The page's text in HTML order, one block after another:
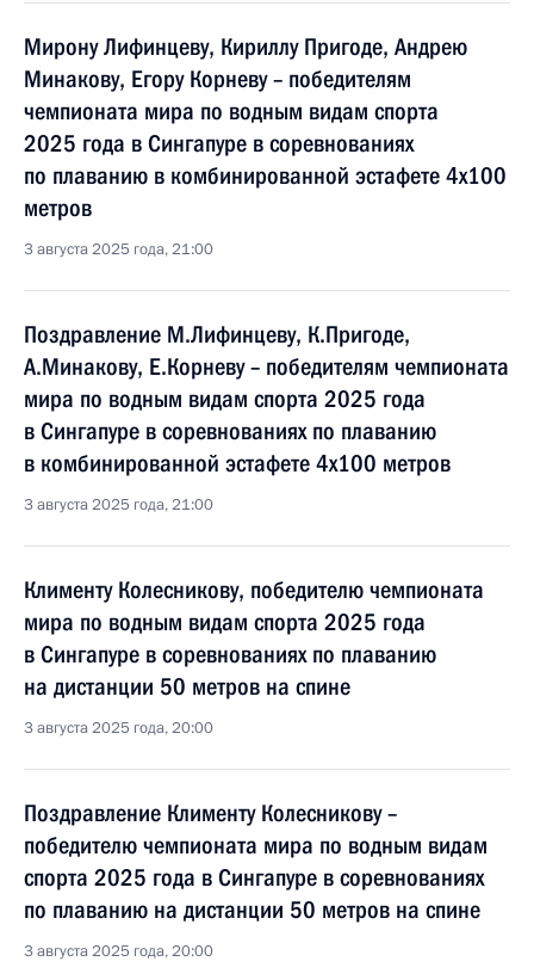
Мирону Лифинцеву, Кириллу Пригоде, Андрею
Минакову, Егору Корневу – победителям
чемпионата мира по водным видам спорта
2025 года в Сингапуре в соревнованиях
по плаванию в комбинированной эстафете 4x100
метров
3 августа 2025 года, 21:00
Поздравление М.Лифинцеву, К.Пригоде,
А.Минакову, Е.Корневу – победителям чемпионата
мира по водным видам спорта 2025 года
в Сингапуре в соревнованиях по плаванию
в комбинированной эстафете 4x100 метров
3 августа 2025 года, 21:00
Клименту Колесникову, победителю чемпионата
мира по водным видам спорта 2025 года
в Сингапуре в соревнованиях по плаванию
на дистанции 50 метров на спине
3 августа 2025 года, 20:00
Поздравление Клименту Колесникову –
победителю чемпионата мира по водным видам
спорта 2025 года в Сингапуре в соревнованиях
по плаванию на дистанции 50 метров на спине
3 августа 2025 года, 20:00